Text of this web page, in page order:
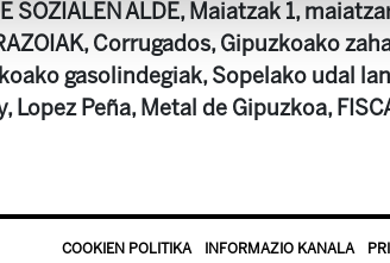
SOZIALEN ALDE, Maiatzak 1,
Corrugados, Gipuzkoako
gasolindegiak, Sopelako udal
Lopez Peña, Metal de Gipuzkoa,
COOKIEN POLITIKA INFORMAZIO KANALA